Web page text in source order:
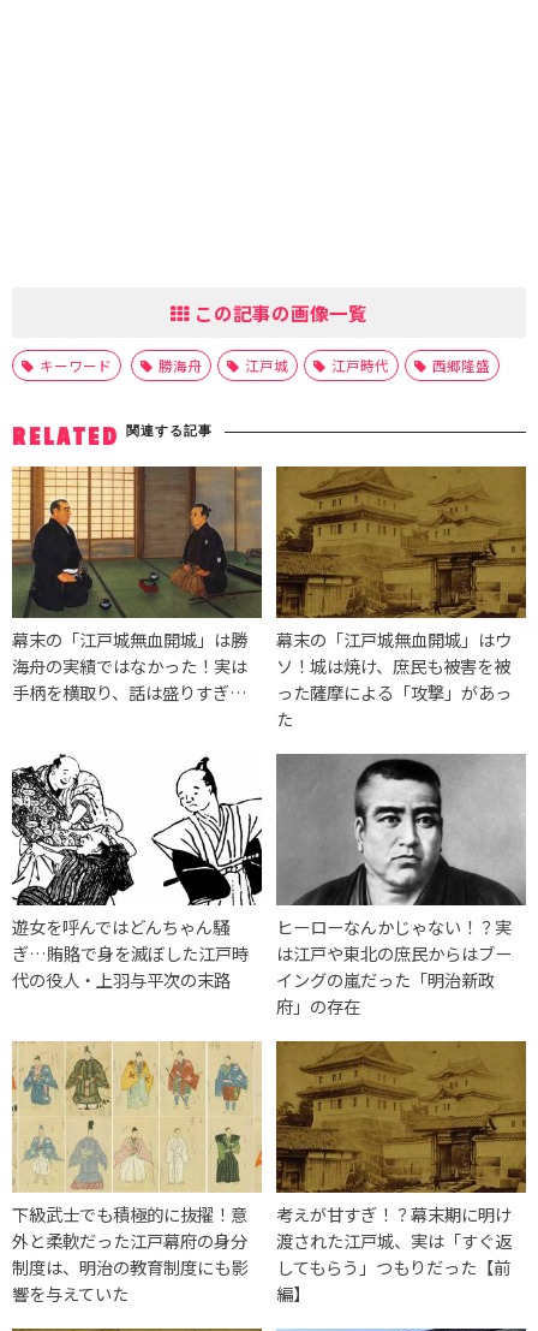
この記事の画像一覧
キーワード 勝海舟 江戸城 江戸時代 西郷隆盛
RELATED 関連する記事
幕末の「江戸城無血開城」は勝
海舟の実績ではなかった！実は
手柄を横取り、話は盛りすぎ…
幕末の「江戸城無血開城」はウ
ソ！城は焼け、庶民も被害を被
った薩摩による「攻撃」があっ
た
遊女を呼んではどんちゃん騒
ぎ…賄賂で身を滅ぼした江戸時
代の役人・上羽与平次の末路
ヒーローなんかじゃない！？実
は江戸や東北の庶民からはブー
イングの嵐だった「明治新政
府」の存在
下級武士でも積極的に抜擢！意
外と柔軟だった江戸幕府の身分
制度は、明治の教育制度にも影
響を与えていた
考えが甘すぎ！？幕末期に明け
渡された江戸城、実は「すぐ返
してもらう」つもりだった【前
編】